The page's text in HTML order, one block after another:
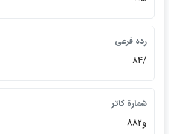
رده فرعي
/84
شمارة كاتر
و882